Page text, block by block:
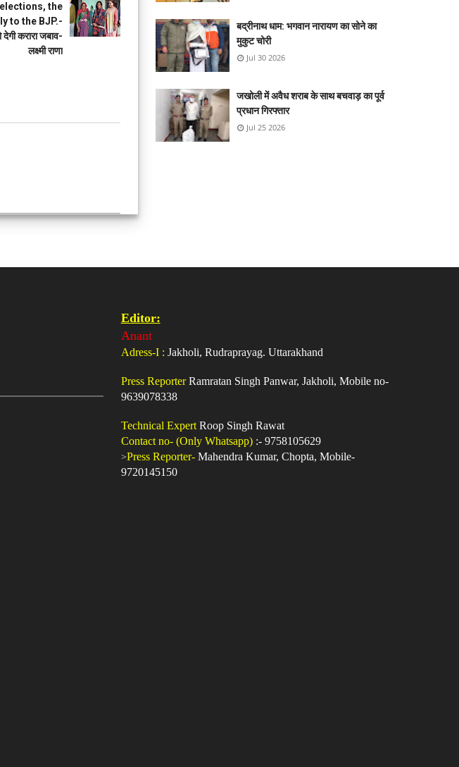
the
to the BJP.-
करारा जबाव-
लक्ष्मी राणा
बद्रीनाथ धाम: भगवान नारायण का सोने का
मुकुट चोरी
Jul 30 2026
जखोली में अवैध शराब के साथ बचवाड़ का पूर्व
प्रधान गिरफ्तार
Jul 25 2026
Editor:
Anant
Adress-I : Jakholi, Rudraprayag. Uttarakhand
Press ReporterRamratan Singh Panwar, Jakholi, Mobile no-
9639078338
Technical ExpertRoop Singh Rawat
Contact no- (Only Whatsapp) :- 9758105629
>Press Reporter-Mahendra Kumar, Chopta, Mobile-
9720145150